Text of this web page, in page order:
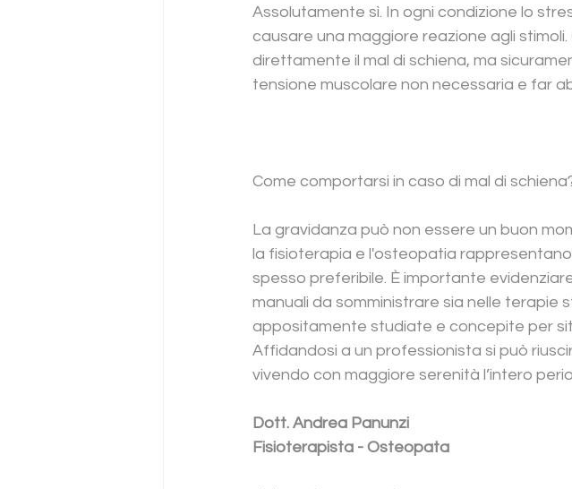
Assolutamente sì. In ogni condizione lo
causare una maggiore reazione agli
direttamente il mal di schiena, ma
tensione muscolare non necessaria e far
Come comportarsi in caso di mal di
La gravidanza può non essere un buon
la fisioterapia e l'osteopatia
spesso preferibile. È importante
manuali da somministrare sia nelle terapie
appositamente studiate e concepite per
Affidandosi a un professionista si può
vivendo con maggiore serenità l’intero
Dott. Andrea Panunzi
Fisioterapista - Osteopata